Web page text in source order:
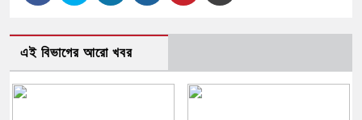
এই বিভাগের আরো খবর